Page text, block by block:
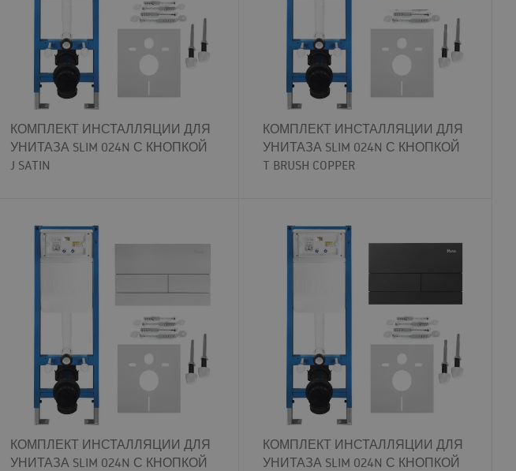
КОМПЛЕКТ ИНСТАЛЛЯЦИИ ДЛЯ
УНИТАЗА SLIM 024N С КНОПКОЙ
J SATIN
КОМПЛЕКТ ИНСТАЛЛЯЦИИ ДЛЯ
УНИТАЗА SLIM 024N С КНОПКОЙ
T BRUSH COPPER
КОМПЛЕКТ ИНСТАЛЛЯЦИИ ДЛЯ
УНИТАЗА SLIM 024N С КНОПКОЙ
КОМПЛЕКТ ИНСТАЛЛЯЦИИ ДЛЯ
УНИТАЗА SLIM 024N С КНОПКОЙ